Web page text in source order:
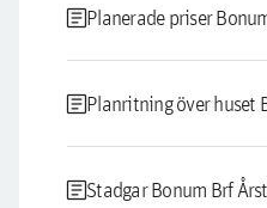
articlePlanerade priser
articlePlanritning över huset
articleStadgar Bonum Brf